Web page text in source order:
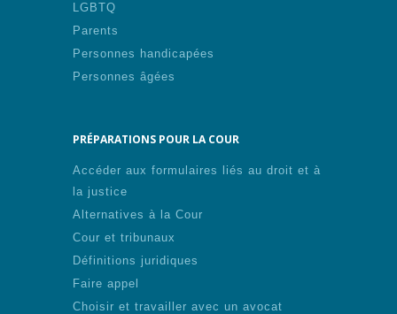
LGBTQ
Parents
Personnes handicapées
Personnes âgées
PRÉPARATIONS POUR LA COUR
Accéder aux formulaires liés au droit et à
la justice
Alternatives à la Cour
Cour et tribunaux
Définitions juridiques
Faire appel
Choisir et travailler avec un avocat